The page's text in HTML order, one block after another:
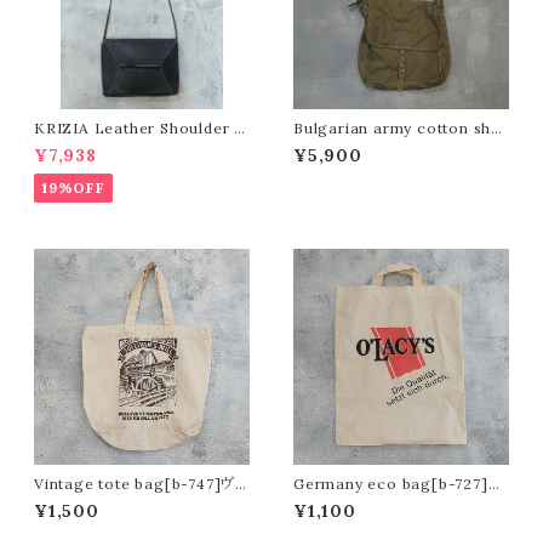
KRIZIA Leather Shoulder b
ag / Made in Italy[b-664]イ
タリア製 クリツィア レザーショル
ダーバッグ
¥7,938
19%OFF
Bulgarian army cotton sho
ulder bag[n-569]ブルガリア
軍コットンショルダーバッグ
¥5,900
Vintage tote bag[b-747]ヴィ
ンテージトートバッグ
¥1,500
Germany eco bag[b-727]ド
イツのエコバッグ
¥1,100